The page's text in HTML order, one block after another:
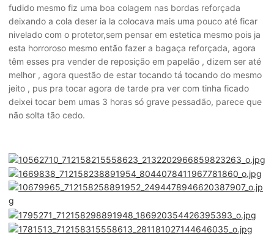
fudido mesmo fiz uma boa colagem nas bordas reforçada
deixando a cola deser ia la colocava mais uma pouco até ficar
nivelado com o protetor,sem pensar em estetica mesmo pois ja
esta horroroso mesmo então fazer a bagaça reforçada, agora
têm esses pra vender de reposição em papelão , dizem ser até
melhor , agora questão de estar tocando tá tocando do mesmo
jeito , pus pra tocar agora de tarde pra ver com tinha ficado
deixei tocar bem umas 3 horas só grave pessadão, parece que
não solta tão cedo.